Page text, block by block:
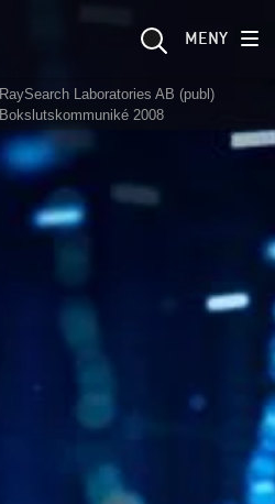
MENY
RaySearch Laboratories AB (publ)
Bokslutskommuniké 2008